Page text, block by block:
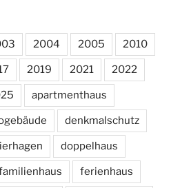
2004 2005 2010
2019 2021 2022
apartmenthaus
denkmalschutz
doppelhaus
ferienhaus